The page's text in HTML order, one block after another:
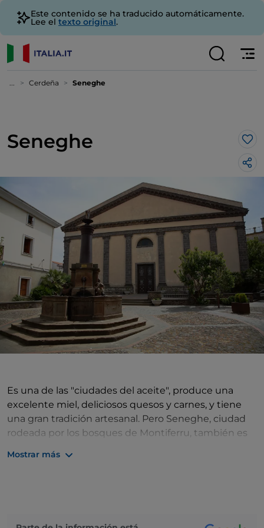
Este contenido se ha traducido automáticamente.
Lee el texto original.
... Cerdeña Seneghe
Seneghe Me
Es una de las "ciudades del aceite", produce una
excelente miel, deliciosos quesos y carnes, y tiene
una gran tradición artesanal. Pero Seneghe, ciudad
rodeada por los bosques de Montiferru, también es
Mostrar más